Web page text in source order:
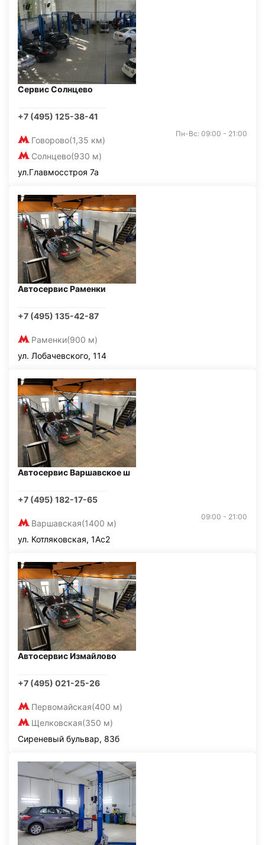
Сервис Солнцево
+7 (495) 125-38-41
Говорово(1,35 км)
Солнцево(930 м)
Пн-Вс: 09:00 - 21:00
ул.Главмосстроя 7а
Автосервис Раменки
+7 (495) 135-42-87
Раменки(900 м)
ул. Лобачевского, 114
Автосервис Варшавское ш
+7 (495) 182-17-65
Варшавская(1400 м)
09:00 - 21:00
ул. Котляковская, 1Ас2
Автосервис Измайлово
+7 (495) 021-25-26
Первомайская(400 м)
Щелковская(350 м)
Сиреневый бульвар, 83б